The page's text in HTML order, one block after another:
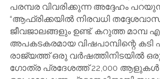
പരമ്പര വിവരിക്കുന്ന അദ്ദേഹം
“ആഫ്രിക്കയിൽ നിരവധി
ജീവജാലങ്ങളും ഉണ്ട്. കറുത്ത മാമ്പ
അപകടകരമായ വിഷപാമ്പിന്റെ
രാജ്യത്ത് ഒരു വർഷത്തിനിടയിൽ
ഗോത്ര പ്രദേശത്ത് 22,000 ആളുകൾ